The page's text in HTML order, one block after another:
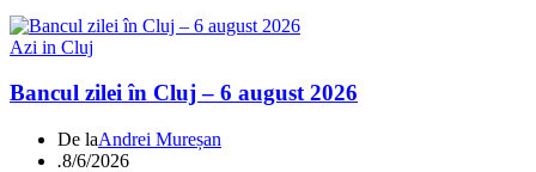
Azi in Cluj
Bancul zilei în Cluj – 6 august 2026
De laAndrei Mureșan
.8/6/2026